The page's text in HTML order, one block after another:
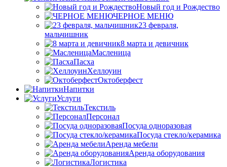
Новый год и Рождество
ЧЕРНОЕ МЕНЮ
23 февраля,
мальчишник
8 марта и девичник
Масленица
Пасха
Хеллоуин
Октоберфест
Напитки
Услуги
Текстиль
Персонал
Посуда одноразовая
Посуда стекло/керамика
Аренда мебели
Аренда оборудования
Логистика